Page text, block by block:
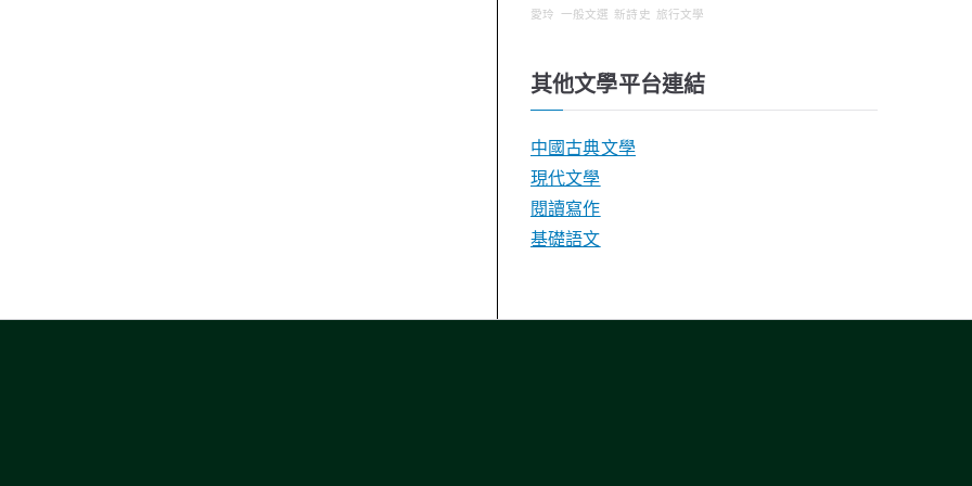
愛玲 一般文選 新詩史 旅行文學
其他文學平台連結
中國古典文學
現代文學
閱讀寫作
基礎語文